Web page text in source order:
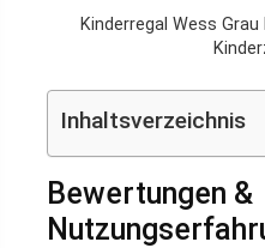
Kinderregal Wess
Inhaltsverzeichnis
Bewertungen &